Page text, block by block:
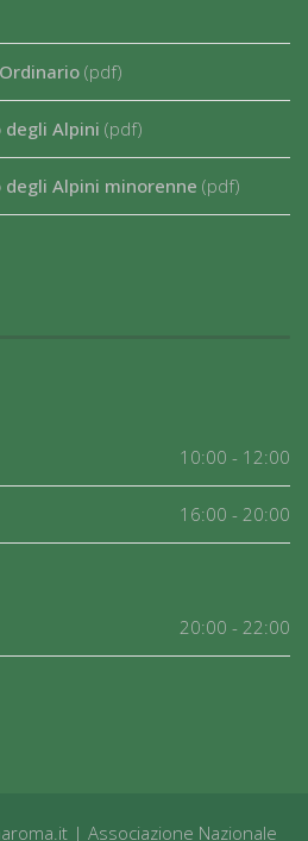
(pdf)
degli Alpini (pdf)
Alpini minorenne (pdf)
10:00 - 12:00
16:00 - 20:00
20:00 - 22:00
| Associazione Nazionale